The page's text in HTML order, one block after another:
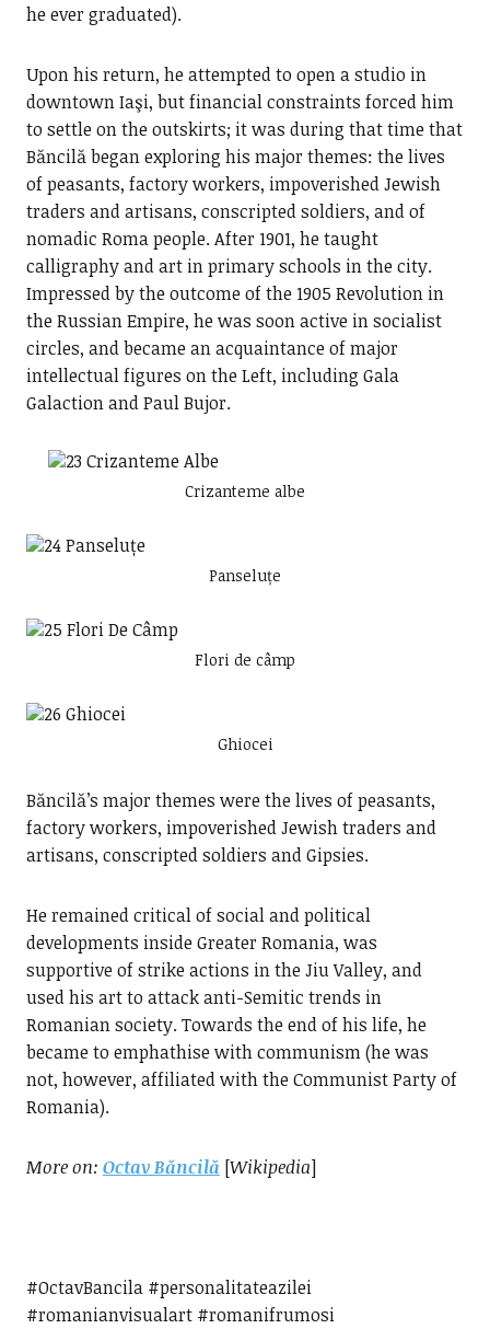
he ever graduated).
Upon his return, he attempted to open a studio in
downtown Iaşi, but financial constraints forced him
to settle on the outskirts; it was during that time that
Băncilă began exploring his major themes: the lives
of peasants, factory workers, impoverished Jewish
traders and artisans, conscripted soldiers, and of
nomadic Roma people. After 1901, he taught
calligraphy and art in primary schools in the city.
Impressed by the outcome of the 1905 Revolution in
the Russian Empire, he was soon active in socialist
circles, and became an acquaintance of major
intellectual figures on the Left, including Gala
Galaction and Paul Bujor.
Crizanteme albe
Panseluțe
Flori de câmp
Ghiocei
Băncilă’s major themes were the lives of peasants,
factory workers, impoverished Jewish traders and
artisans, conscripted soldiers and Gipsies.
He remained critical of social and political
developments inside Greater Romania, was
supportive of strike actions in the Jiu Valley, and
used his art to attack anti-Semitic trends in
Romanian society. Towards the end of his life, he
became to emphathise with communism (he was
not, however, affiliated with the Communist Party of
Romania).
More on: Octav Băncilă [Wikipedia]
#OctavBancila #personalitateazilei
#romanianvisualart #romanifrumosi